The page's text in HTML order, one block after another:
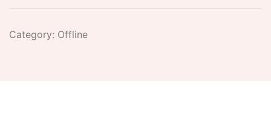
Category: Offline